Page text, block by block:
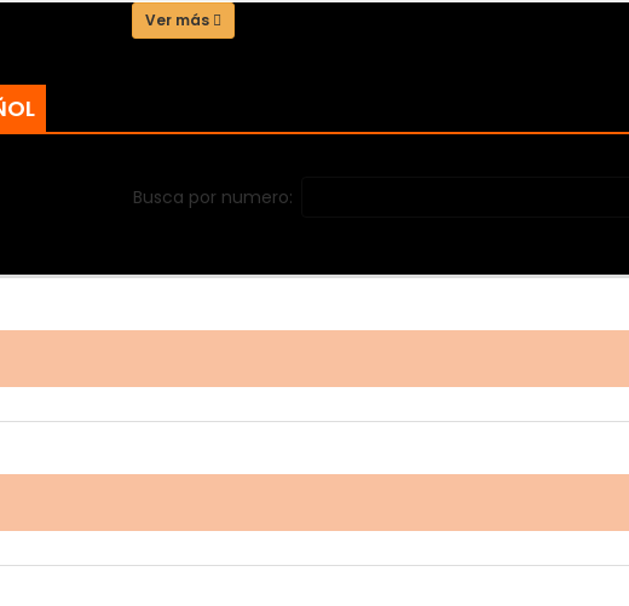
en la persona más íntima y de confianza para él… solo para poder
Ver más
Busca por numero: